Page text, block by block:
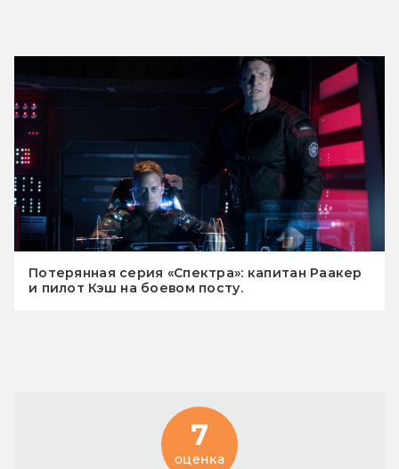
Потерянная серия «Спектра»: капитан Раакер
и пилот Кэш на боевом посту.
7
оценка